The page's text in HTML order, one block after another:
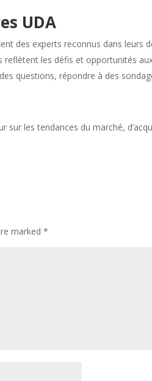
UDA
des experts reconnus dans leurs
reflètent les défis et opportunités
questions, répondre à des
les tendances du marché,
marked*